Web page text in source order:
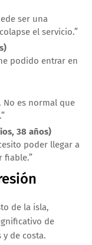
ser una
el servicio.”
podido entrar en
No es normal que
38 años)
poder llegar a
fiable.”
de la isla,
de
de costa.